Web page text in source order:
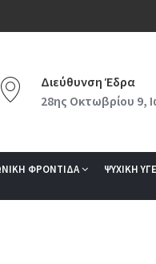
Διεύθυνση Έδρα
28ης Οκτωβρίου 9,
ΦΡΟΝΤΙΔΑ ΨΥΧΙΚΗ